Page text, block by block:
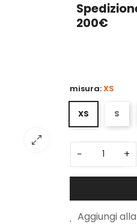
200€
misura:XS
XS S
− +
Aggiungi